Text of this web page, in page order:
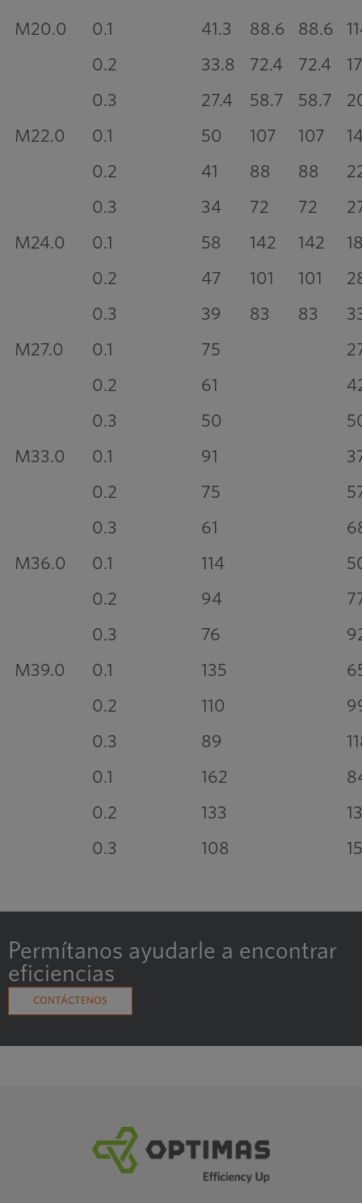
M20.0
0.1 41.3 88.6 88.6
0.2
33.8 72.4 72.4
0.3
27.4 58.7 58.7
M22.0
0.1 50 107 107
0.2
41 88 88
0.3
34 72 72
M24.0
0.1 58 142 142
0.2
47 101 101
0.3
39 83 83
M27.0
0.1 75
0.2
61
0.3
50
M33.0
0.1 91
0.2
75
0.3
61
M36.0
0.1 114
0.2
94
0.3
76
M39.0
0.1 135
0.2
110
0.3
89
0.1
162
0.2
133
0.3
108
Permítanos ayudarle a encontrar
eficiencias
CONTÁCTENOS